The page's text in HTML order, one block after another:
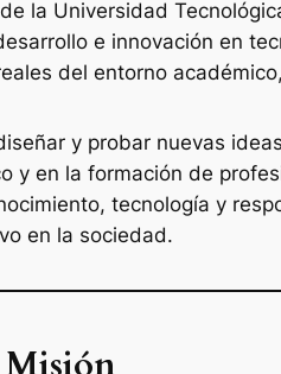
de la Universidad
e innovación en
del entorno
y probar nuevas
y en la formación de
tecnología y
en la sociedad.